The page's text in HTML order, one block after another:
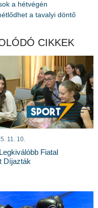
a hétvégén
a tavalyi döntő
CIKKEK
11. 10.
Fiatal
Díjazták